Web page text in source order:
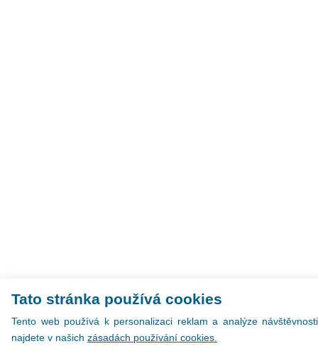
Tato stránka používá cookies
Tento web používá k personalizaci reklam a analýze
najdete v našich zásadách používání cookies.